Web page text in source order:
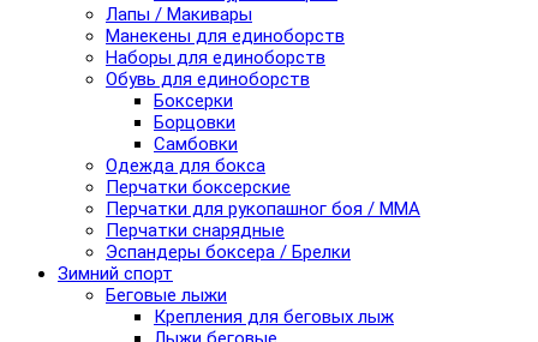
Лапы / Макивары
Манекены для единоборств
Наборы для единоборств
Обувь для единоборств
Боксерки
Борцовки
Самбовки
Одежда для бокса
Перчатки боксерские
Перчатки для рукопашног боя / ММА
Перчатки снарядные
Эспандеры боксера / Брелки
Зимний спорт
Беговые лыжи
Крепления для беговых лыж